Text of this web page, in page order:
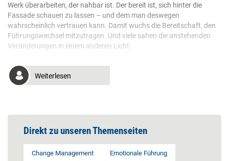
Werk überarbeiten, der nahbar ist. Der bereit ist, sich hinter die
Fassade schauen zu lassen – und dem man deswegen
wahrscheinlich vertrauen kann. Damit wuchs die Bereitschaft, den
Führungswechsel mitzutragen. Und viele sahen die anstehenden
Veränderungen in einem anderen Licht.
Weiterlesen
Direkt zu unseren Themenseiten
Change Management Emotionale Führung